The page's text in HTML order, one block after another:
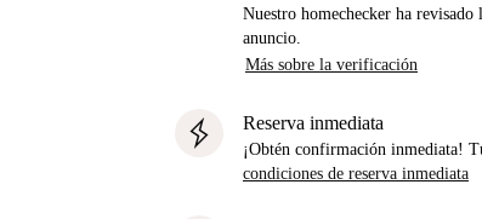
Nuestro homechecker ha revisado
anuncio.
Más sobre la verificación
Reserva inmediata
¡Obtén confirmación inmediata!
condiciones de reserva inmediata